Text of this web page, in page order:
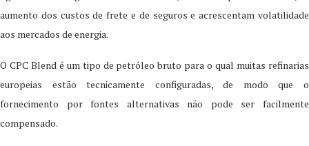
aumento dos custos de frete e de seguros e acrescentam volatilidade
aos mercados de energia.
O CPC Blend é um tipo de petróleo bruto para o qual muitas refinarias
europeias estão tecnicamente configuradas, de modo que o
fornecimento por fontes alternativas não pode ser facilmente
compensado.